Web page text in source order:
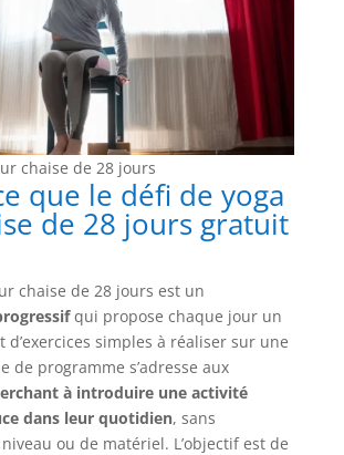
chaise de 28 jours
que le défi de yoga
de 28 jours gratuit
chaise de 28 jours est un
qui propose chaque jour un
d’exercices simples à réaliser sur une
de programme s’adresse aux
à introduire une activité
dans leur quotidien, sans
ou de matériel. L’objectif est de